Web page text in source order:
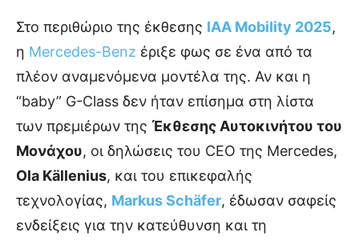
Στο περιθώριο της έκθεσης IAA Mobility 2025,
η Mercedes-Benz έριξε φως σε ένα από τα
πλέον αναμενόμενα μοντέλα της. Αν και η
“baby” G-Class δεν ήταν επίσημα στη λίστα
των πρεμιέρων της Έκθεσης Αυτοκινήτου του
Μονάχου, οι δηλώσεις του CEO της Mercedes,
Ola Källenius, και του επικεφαλής
τεχνολογίας, Markus Schäfer, έδωσαν σαφείς
ενδείξεις για την κατεύθυνση και τη